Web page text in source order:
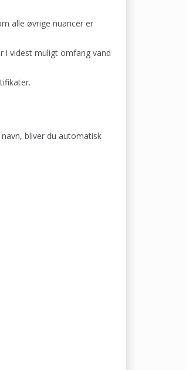
alle øvrige nuancer er
i videst muligt omfang vand
bliver du automatisk